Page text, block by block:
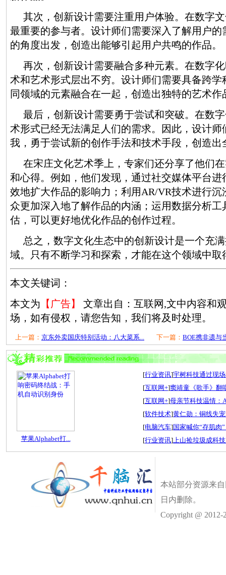
其次，创新设计需要注重用户体验。在数字
最重要的参与者。设计师们需要深入了解用户的
的角度出发，创造出能够引起用户共鸣的作品。
再次，创新设计需要融合多种元素。在数字
术和艺术形式层出不穷。设计师们需要具备跨
同领域的元素融合在一起，创造出独特的艺术作
最后，创新设计需要勇于尝试和突破。在数
术形式已经无法满足人们的需求。因此，设计师
我，勇于尝试新的创作手法和技术手段，创造出
在宋庄文化艺术季上，专家们还分享了他们
和心得。例如，他们发现，通过社交媒体平台进
效地扩大作品的影响力；利用AR/VR技术进行
众更加深入地了解作品的内涵；运用数据分析工
估，可以更好地优化作品的创作过程。
总之，数字文化生态中的创新设计是一个充
域。只有不断学习和探索，才能在这个领域中取
本文关键词：
本文为 【广告】
文章出自：互联网,文中内容和
场，如有侵权，请您告知，我们将及时处理。
上一篇： 京东外卖国庆特别活动：八大菜系... 下一篇： BOE携非遗与
苹果Alphabet打...
[行业资讯]宇树科技通过现
[互联网+]窦靖童《歌手》翻
[互联网+]母亲节科技温情：
[软件技术]黄仁勋：铜线失
[电脑汽车]国家喊你“存肌肉
[行业资讯]上山捡垃圾成科
本站部分资源来
日内删除。
Copyright @ 2012-